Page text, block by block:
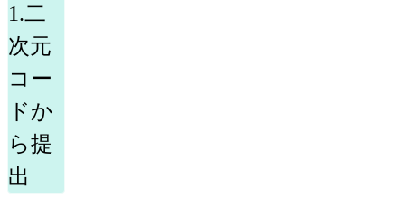
1.二
次元
コー
ドか
ら提
出